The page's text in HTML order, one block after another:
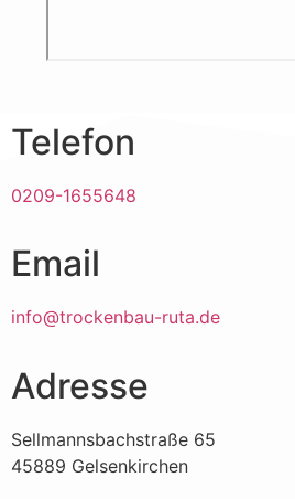
Telefon
0209-1655648
Email
info@trockenbau-ruta.de
Adresse
Sellmannsbachstraße 65
45889 Gelsenkirchen